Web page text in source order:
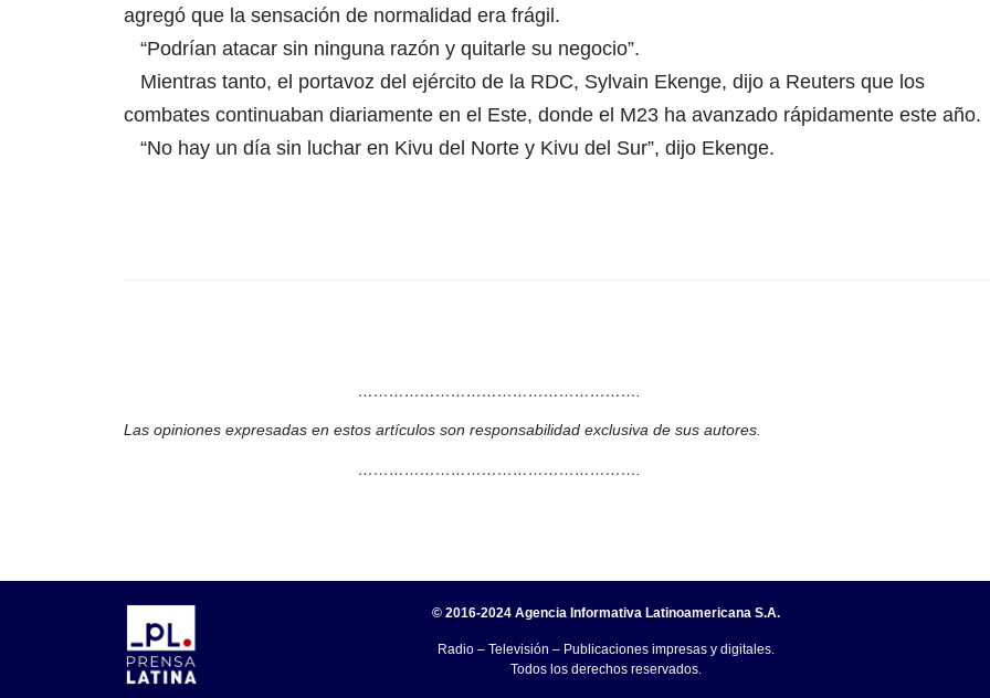
agregó que la sensación de normalidad era frágil.
“Podrían atacar sin ninguna razón y quitarle su negocio”.
Mientras tanto, el portavoz del ejército de la RDC, Sylvain Ekenge, dijo a Reuters que los
combates continuaban diariamente en el Este, donde el M23 ha avanzado rápidamente este año.
“No hay un día sin luchar en Kivu del Norte y Kivu del Sur”, dijo Ekenge.
……………………………………………….
Las opiniones expresadas en estos artículos son responsabilidad exclusiva de sus autores.
……………………………………………….
© 2016-2024 Agencia Informativa Latinoamericana S.A.
Radio – Televisión – Publicaciones impresas y digitales.
Todos los derechos reservados.